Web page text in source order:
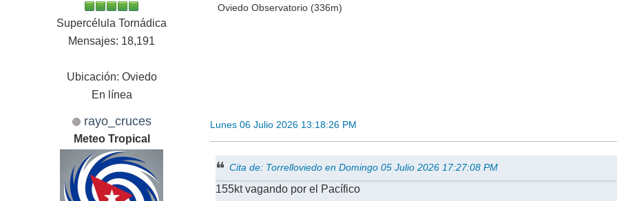
Supercélula Tornádica
Mensajes: 18,191
Ubicación: Oviedo
En línea
Oviedo Observatorio (336m)
rayo_cruces
Meteo Tropical
Lunes 06 Julio 2026 13:18:26 PM
Cita de: Torrelloviedo en Domingo 05 Julio 2026 17:27:08 PM
155kt vagando por el Pacífico